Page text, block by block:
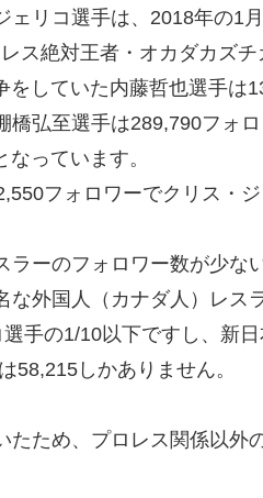
リコ選手は、2018年の1
ス絶対王者・オカダカズ
していた内藤哲也選手は
弘至選手は289,790フォ
っています。
フォロワーでクリス・
ーのフォロワー数が少な
外国人（カナダ人）レス
手の1/10以下ですし、新
58,215しかありません。
ため、プロレス関係以外